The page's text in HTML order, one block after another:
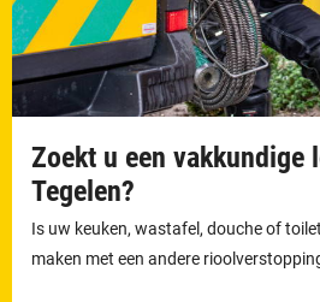
Zoekt u een vakkundige
Tegelen?
Is uw keuken, wastafel, douche of
maken met een andere